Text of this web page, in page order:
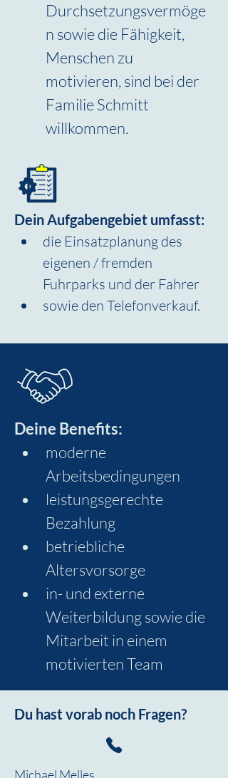
Durchsetzungsvermöge
n sowie die Fähigkeit,
Menschen zu
motivieren, sind bei der
Familie Schmitt
willkommen.
Dein Aufgabengebiet umfasst:
die Einsatzplanung des
eigenen / fremden
Fuhrparks und der Fahrer
sowie den Telefonverkauf.
Deine Benefits:
moderne
Arbeitsbedingungen
leistungsgerechte
Bezahlung
betriebliche
Altersvorsorge
in- und externe
Weiterbildung sowie die
Mitarbeit in einem
motivierten Team
Du hast vorab noch Fragen?
Michael Melles